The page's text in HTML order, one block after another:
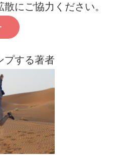
にご協力ください。
プする著者